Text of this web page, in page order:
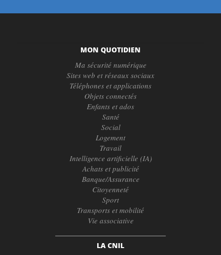
MON QUOTIDIEN
Ma sécurité numérique
Sites web et réseaux sociaux
Téléphones et applications
Objets connectés
Enfants et ados
Santé
Social
Logement
Travail
Intelligence artificielle (IA)
Achats et publicité
Banque/Assurance
Citoyenneté
Sport
Transports et mobilité
Vie associative
LA CNIL